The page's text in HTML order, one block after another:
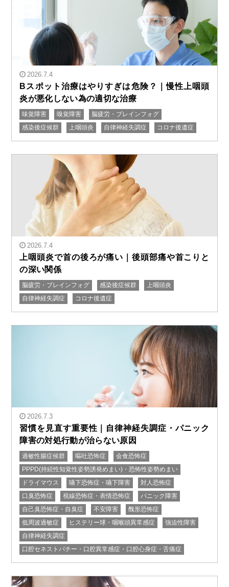
炎が悪化しない為の適切な治療"/>
2026.7.4
Bスポット治療はやりすぎは危険？｜慢性上咽頭
炎が悪化しない為の適切な治療
味覚障害 嗅覚障害
脳疲労・ブレインフォグ
感染後症候群
上咽頭炎 自律神経失調症 コロナ後遺症
" alt="上咽頭炎で首の後ろが痛い｜後頭部痛や首こりと
2026.7.4
上咽頭炎で首の後ろが痛い｜後頭部痛や首こりと
の深い関係
脳疲労・ブレインフォグ 感染後症候群
上咽頭炎
自律神経失調症
コロナ後遺症
" alt="習慣を見直す重要性｜自律神経失調症・パニック
障害の対処行動が治らない原因"/>
2026.7.3
習慣を見直す重要性｜自律神経失調症・パニック
障害の対処行動が治らない原因
過敏性腸症候群 嘔吐恐怖症
会食恐怖症
PPPD(持続性知覚性姿勢誘発めまい)・恐怖性姿勢めまい
ドライマウス
嚥下恐怖症・嚥下障害
対人恐怖症
口臭恐怖症
視線恐怖症・表情恐怖症
パニック障害
自己臭恐怖症・自臭症
不安障害
醜形恐怖症
低周波過敏症
ヒステリー球・咽喉頭異常感症
強迫性障害
自律神経失調症
口腔セネストパチー・口腔異常感症・口腔心身症・舌痛症